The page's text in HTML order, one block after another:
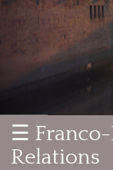
☰
Relations